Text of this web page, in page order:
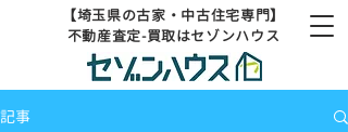
【埼玉県の古家・中古住宅専門】
不動産査定-買取はセゾンハウス
記事